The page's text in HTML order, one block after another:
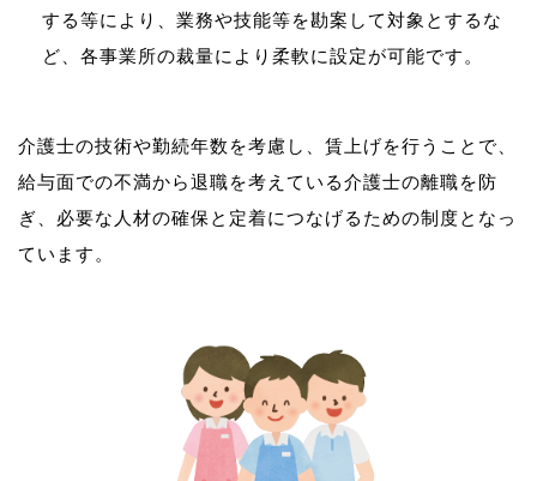
する等により、業務や技能等を勘案して対象とするな
ど、各事業所の裁量により柔軟に設定が可能です。
介護士の技術や勤続年数を考慮し、賃上げを行うことで、
給与面での不満から退職を考えている介護士の離職を防
ぎ、必要な人材の確保と定着につなげるための制度となっ
ています。